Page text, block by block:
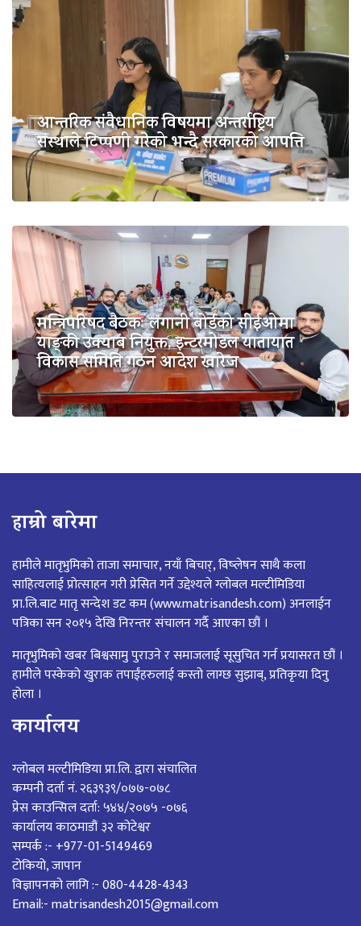
आन्तरिक संवैधानिक विषयमा अन्तर्राष्ट्रिय
संस्थाले टिप्पणी गरेको भन्दै सरकारको आपत्ति
मन्त्रिपरिषद बैठकः लगानी बोर्डको सीईओमा
याङ्की उक्याब नियुक्त, इन्टरमोडल यातायात
विकास समिति गठन आदेश खारेज
हाम्रो बारेमा
हामीले मातृभुमिको ताजा समाचार, नयाँ बिचार्, विष्लेषन साथै कला
साहित्यलाई प्रोत्साहन गरी प्रेसित गर्ने उद्देश्यले ग्लोबल मल्टीमिडिया
प्रा.लि.बाट मातृ सन्देश डट कम (www.matrisandesh.com) अनलाईन
पत्रिका सन २०१५ देखि निरन्तर संचालन गर्दै आएका छौं ।
मातृभुमिको खबर बिश्वसामु पुराउने र समाजलाई सूसुचित गर्न प्रयासरत छौं ।
हामीले पस्केको खुराक तपाईंहरुलाई कस्तो लाग्छ सुझाब्, प्रतिकृया दिनु
होला ।
कार्यालय
ग्लोबल मल्टीमिडिया प्रा.लि. द्वारा संचालित
कम्पनी दर्ता नं. २६३९३९/०७७-०७८
प्रेस काउन्सिल दर्ता: ५४४/२०७५ -०७६
कार्यालय काठमाडौं ३२ कोटेश्वर
सम्पर्क :- +977-01-5149469
टोकियो, जापान
विज्ञापनको लागि :- 080-4428-4343
Email:- matrisandesh2015@gmail.com